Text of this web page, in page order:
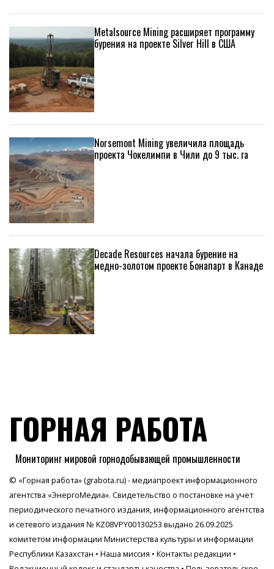
Metalsource Mining расширяет программу
бурения на проекте Silver Hill в США
Norsemont Mining увеличила площадь
проекта Чокелимпи в Чили до 9 тыс. га
Decade Resources начала бурение на
медно-золотом проекте Бонапарт в Канаде
ГОРНАЯ РАБОТА
Мониторинг мировой горнодобывающей промышленности
© «Горная работа» (grabota.ru) - медиапроект информационного
агентства «ЭнергоМедиа». Свидетельство о постановке на учет
периодического печатного издания, информационного агентства
и сетевого издания № KZ08VPY00130253 выдано 26.09.2025
комитетом информации Министерства культуры и информации
Республики Казахстан • Наша миссия • Контакты редакции •